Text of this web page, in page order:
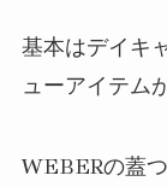
基本はデイキ
ューアイテム
WEBERの蓋